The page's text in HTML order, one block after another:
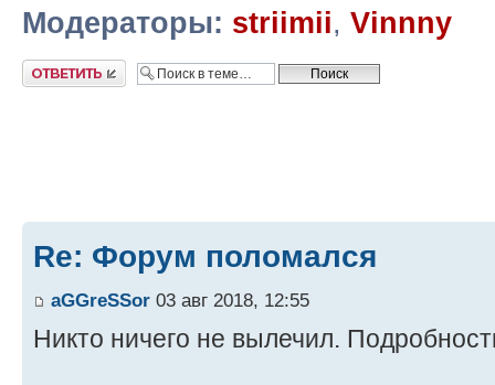
Модераторы: striimii, Vinnny
Ответить
Re: Форум поломался
aGGreSSor 03 авг 2018, 12:55
Никто ничего не вылечил.